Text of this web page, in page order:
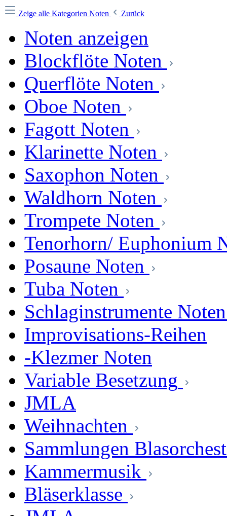
Zeige alle Kategorien Noten Zurück
Noten anzeigen
Blockflöte Noten
Querflöte Noten
Oboe Noten
Fagott Noten
Klarinette Noten
Saxophon Noten
Waldhorn Noten
Trompete Noten
Tenorhorn/ Euphonium
Posaune Noten
Tuba Noten
Schlaginstrumente Noten
Improvisations-Reihen
-Klezmer Noten
Variable Besetzung
JMLA
Weihnachten
Sammlungen
Kammermusik
Bläserklasse